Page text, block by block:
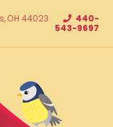
OH 44023
440-
543-9697